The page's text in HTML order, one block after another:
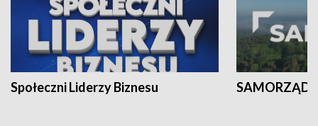
Społeczni Liderzy Biznesu SAMORZĄD